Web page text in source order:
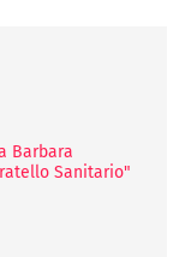
Barbara
Sanitario"